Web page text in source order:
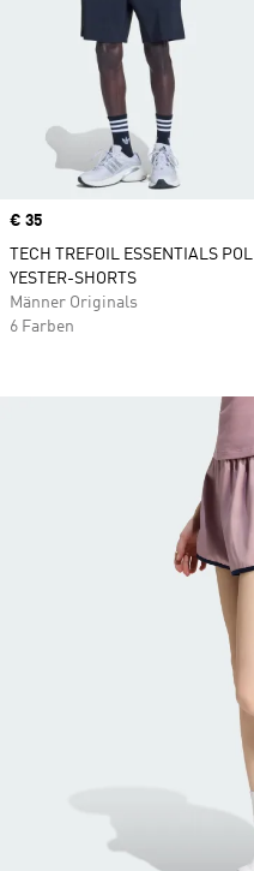
Price
€ 35
TECH TREFOIL ESSENTIALS POL
YESTER-SHORTS
Männer Originals
6 Farben